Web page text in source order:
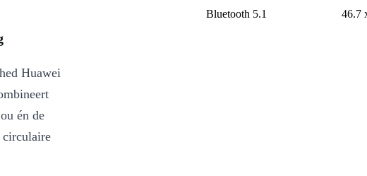
Bluetooth 5.1
46.7
Huawei
én de
circulaire